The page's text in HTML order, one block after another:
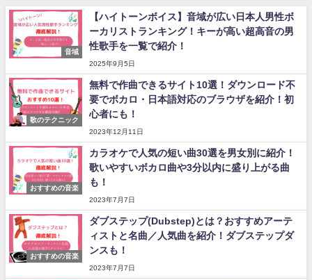
音域
【ハイトーンボイス】音域が広い日本人男性ボ
ーカリストランキング！キーが高い超高音の男
性歌手を一覧で紹介！
2025年9月5日
歌のテクニック
無料で作曲できるサイト10選！ダウンロード不
要でボカロ・日本語対応のブラウザを紹介！初
心者にも！
2023年12月11日
おすすめの音楽
カラオケで人気の短い曲30選を男女別に紹介！
歌いやすいボカロ曲や3分以内に盛り上がる曲
も！
2023年7月7日
おすすめの音楽
ダブステップ(Dubstep)とは？おすすめアーテ
ィストと名曲／人気曲を紹介！ダブステップダ
ンスも！
2023年7月7日